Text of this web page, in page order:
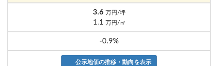
3.6 万円/坪
1.1 万円/㎡
-0.9%
公示地価の推移・動向を表示